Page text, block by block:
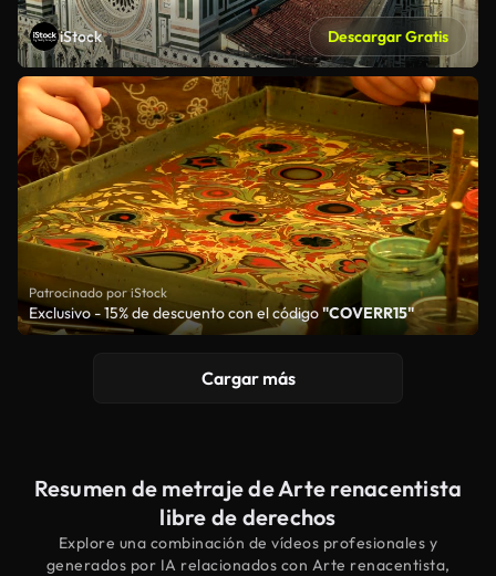
iStock Descargar Gratis
Patrocinado por iStock
Exclusivo - 15% de descuento con el código"COVERR15"
Cargar más
Resumen de metraje de Arte renacentista
libre de derechos
Explore una combinación de vídeos profesionales y
generados por IA relacionados con Arte renacentista,